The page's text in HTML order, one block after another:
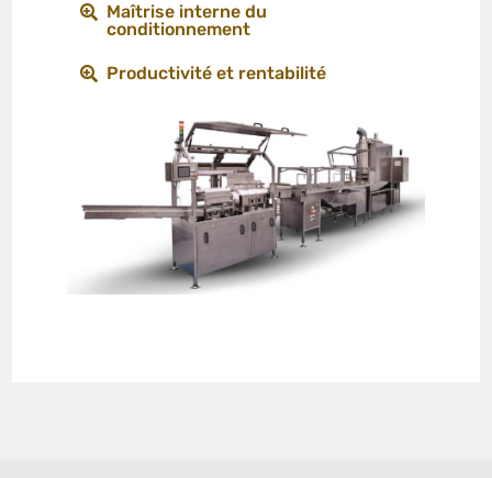
Maîtrise interne du
conditionnement
Productivité et rentabilité